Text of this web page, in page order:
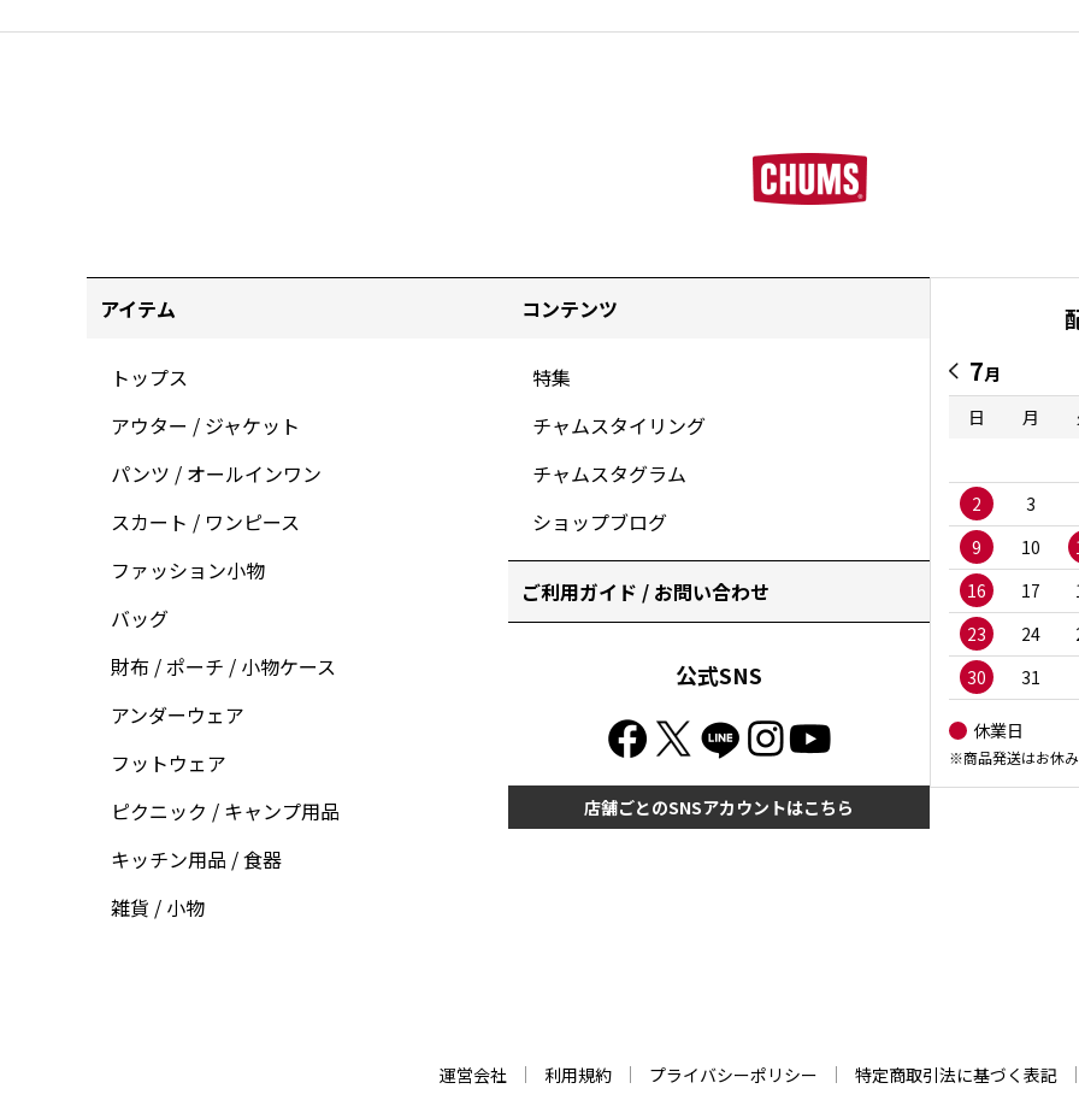
アイテム
トップス
アウター / ジャケット
パンツ / オールインワン
スカート / ワンピース
ファッション小物
バッグ
財布 / ポーチ / 小物ケース
アンダーウェア
フットウェア
ピクニック / キャンプ用品
キッチン用品 / 食器
雑貨 / 小物
コンテンツ
特集
チャムスタイリング
チャムスタグラム
ショップブログ
ご利用ガイド / お問い合わせ
公式SNS
店舗ごとのSNSアカウントはこちら
7月
日
月
2
3
9
10
16
17
23
24
30
31
休業日
※商品発送はお休
運営会社 利用規約 プライバシーポリシー 特定商取引法に基づく表記